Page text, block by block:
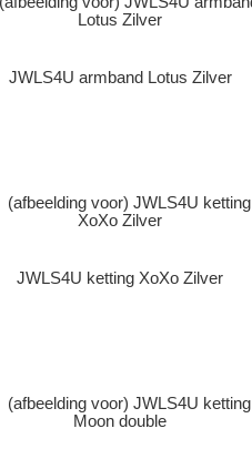
JWLS4U armband Lotus Zilver
JWLS4U ketting XoXo Zilver